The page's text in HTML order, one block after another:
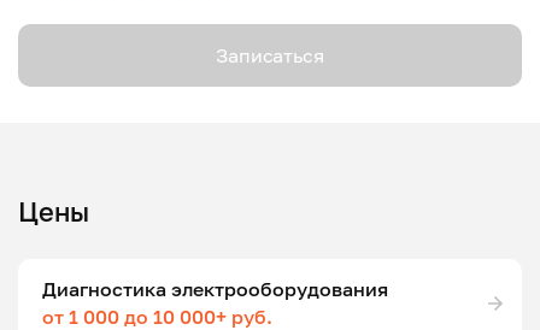
Записаться
Цены
Диагностика электрооборудования
от 1 000 до 10 000+ руб.